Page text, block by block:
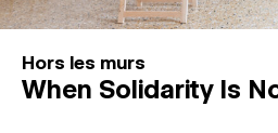
Hors les murs
When Solidarity Is